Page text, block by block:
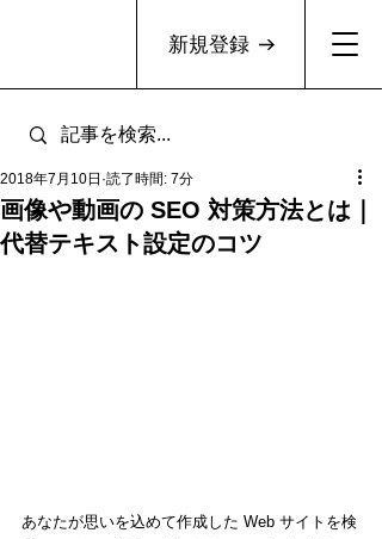
新規登録
画像や動画の SEO 対策方法とは｜
代替テキスト設定のコツ
2018年7月10日 読了時間: 7分
あなたが思いを込めて作成した Web サイトを検